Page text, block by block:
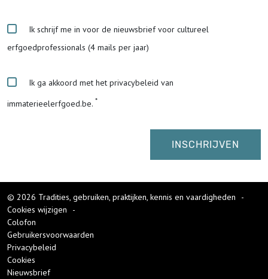
Ik schrijf me in voor de nieuwsbrief voor cultureel
erfgoedprofessionals (4 mails per jaar)
Ik ga akkoord met het privacybeleid van
immaterieelerfgoed.be.
© 2026 Tradities, gebruiken, praktijken, kennis en vaardigheden
-
Cookies wijzigen
-
Colofon
Gebruikersvoorwaarden
Privacybeleid
Cookies
Nieuwsbrief